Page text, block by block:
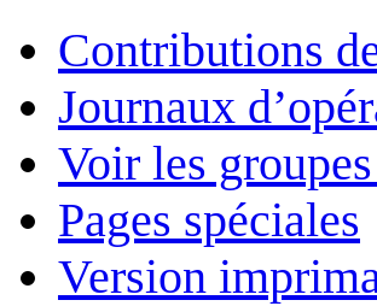
Contributions
Journaux
Voir les
Pages spéciales
Version